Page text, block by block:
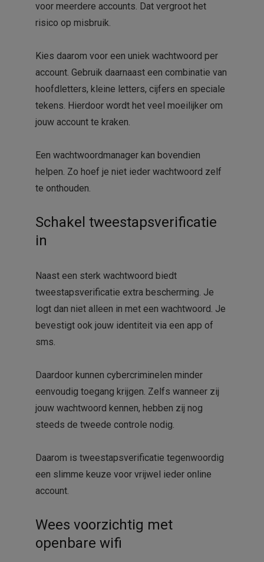
voor meerdere accounts. Dat vergroot het
risico op misbruik.
Kies daarom voor een uniek wachtwoord per
account. Gebruik daarnaast een combinatie van
hoofdletters, kleine letters, cijfers en speciale
tekens. Hierdoor wordt het veel moeilijker om
jouw account te kraken.
Een wachtwoordmanager kan bovendien
helpen. Zo hoef je niet ieder wachtwoord zelf
te onthouden.
Schakel tweestapsverificatie
in
Naast een sterk wachtwoord biedt
tweestapsverificatie extra bescherming. Je
logt dan niet alleen in met een wachtwoord. Je
bevestigt ook jouw identiteit via een app of
sms.
Daardoor kunnen cybercriminelen minder
eenvoudig toegang krijgen. Zelfs wanneer zij
jouw wachtwoord kennen, hebben zij nog
steeds de tweede controle nodig.
Daarom is tweestapsverificatie tegenwoordig
een slimme keuze voor vrijwel ieder online
account.
Wees voorzichtig met
openbare wifi